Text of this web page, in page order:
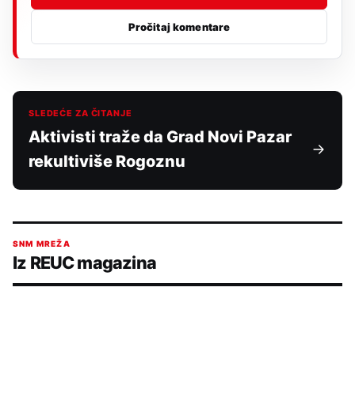
Pročitaj komentare
SLEDEĆE ZA ČITANJE
Aktivisti traže da Grad Novi Pazar
rekultiviše Rogoznu
SNM MREŽA
Iz REUC magazina